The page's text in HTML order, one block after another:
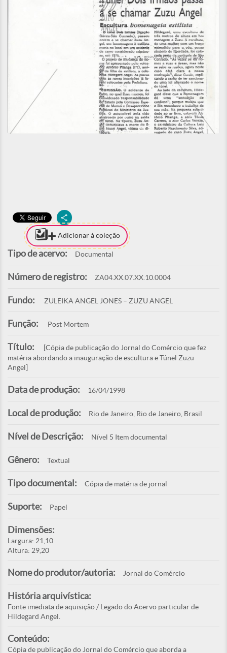
Adicionar à coleção
Tipo de acervo: Documental
Número de registro: ZA04.XX.07.XX.10.0004
Fundo: ZULEIKA ANGEL JONES – ZUZU ANGEL
Função: Post Mortem
Título:
[Cópia de publicação do Jornal do Comércio que fez
matéria abordando a inauguração de escultura e Túnel Zuzu
Angel]
Data de produção: 16/04/1998
Local de produção: Rio de Janeiro, Rio de Janeiro, Brasil
Nível de Descrição: Nível 5 Item documental
Gênero: Textual
Tipo documental: Cópia de matéria de jornal
Suporte: Papel
Dimensões:
Largura: 21,10
Altura: 29,20
Nome do produtor/autoria: Jornal do Comércio
História arquivística:
Fonte imediata de aquisição / Legado do Acervo particular de
Hildegard Angel.
Conteúdo:
Cópia de publicação do Jornal do Comércio que aborda a